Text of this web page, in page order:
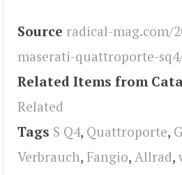
Source radical-mag.com/
maserati-quattroporte-
Related Items from
Related
Tags S Q4, Quattroporte,
Verbrauch, Fangio, Allrad,